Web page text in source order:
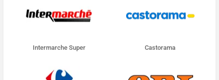
Intermarche Super Castorama